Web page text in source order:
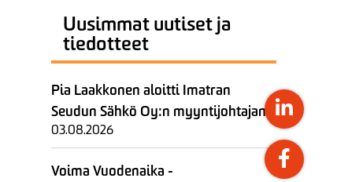
Uusimmat uutiset ja
tiedotteet
Pia Laakkonen aloitti Imatran
Seudun Sähkö Oy:n myyntijohtajana
03.08.2026
Voima Vuodenaika -